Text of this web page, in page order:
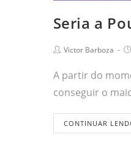
Seria a
Victor Barboza
A partir do
conseguir o
CONTINUAR